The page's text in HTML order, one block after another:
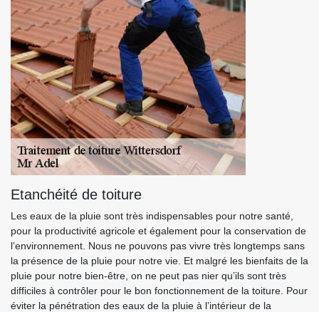
Etanchéité de toiture
Les eaux de la pluie sont très indispensables pour notre santé,
pour la productivité agricole et également pour la conservation de
l’environnement. Nous ne pouvons pas vivre très longtemps sans
la présence de la pluie pour notre vie. Et malgré les bienfaits de la
pluie pour notre bien-être, on ne peut pas nier qu’ils sont très
difficiles à contrôler pour le bon fonctionnement de la toiture. Pour
éviter la pénétration des eaux de la pluie à l’intérieur de la